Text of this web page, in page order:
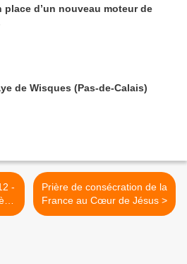
place d’un nouveau moteur de
de Wisques (Pas-de-Calais)
Prière de consécration de la
France au Cœur de Jésus >